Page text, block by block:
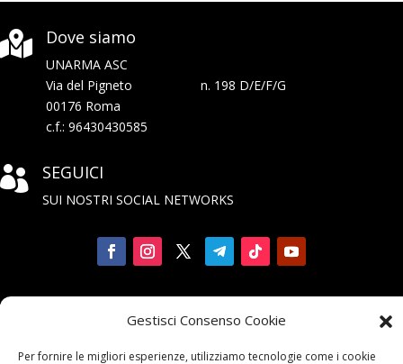
Gestisci Consenso Cookie
Per fornire le migliori esperienze, utilizziamo tecnologie come i cookie
 Dove siamo
UNARMA ASC
Via del Pigneto n. 198 D/E/F/G
00176 Roma
c.f.: 96430430585
 SEGUICI
SUI NOSTRI SOCIAL NETWORKS
